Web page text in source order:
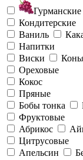
Гурманские
Кондитерские
Ваниль
Напитки
Виски
Ореховые
Кокос
Пряные
Бобы тонка
Фруктовые
Абрикос
Цитрусовые
Апельсин